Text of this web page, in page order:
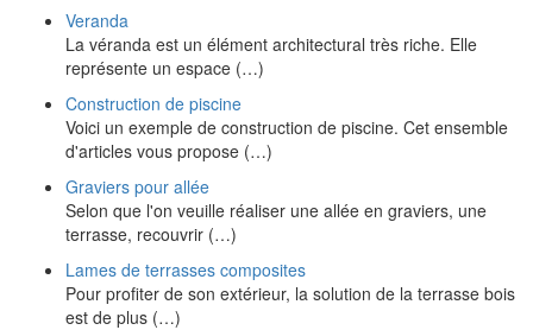
Veranda
La véranda est un élément architectural très riche. Elle
représente un espace (…)
Construction de piscine
Voici un exemple de construction de piscine. Cet ensemble
d'articles vous propose (…)
Graviers pour allée
Selon que l'on veuille réaliser une allée en graviers, une
terrasse, recouvrir (…)
Lames de terrasses composites
Pour profiter de son extérieur, la solution de la terrasse bois
est de plus (…)